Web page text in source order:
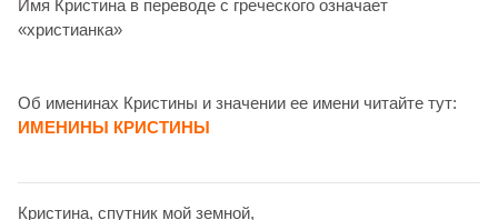
Имя Кристина в переводе с греческого означает
«христианка»
Об именинах Кристины и значении ее имени читайте тут:
ИМЕНИНЫ КРИСТИНЫ
Кристина, спутник мой земной,